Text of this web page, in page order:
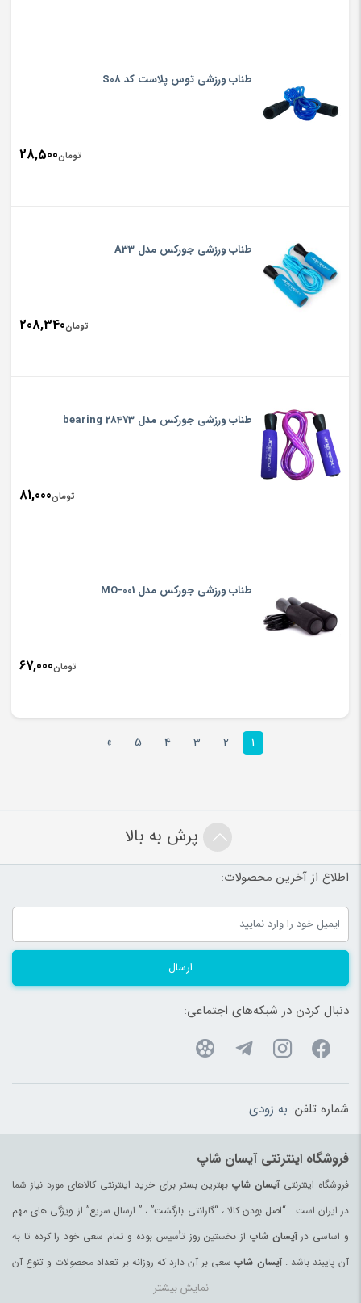
طناب ورزشی توس پلاست کد S08
تومان28,500
طناب ورزشی جورکس مدل A33
تومان208,340
طناب ورزشی جورکس مدل bearing 28473
تومان81,000
طناب ورزشی جورکس مدل MO-001
تومان67,000
1
2
3
4
5
»
پرش به بالا
اطلاع از آخرین محصولات:
ارسال
دنبال کردن در شبکه‌های اجتماعی:
شماره تلفن: به زودی
فروشگاه اینترنتی آیسان شاپ
فروشگاه اینترنتیآیسان شاپبهترین بستر برای خرید اینترنتی کالاهای مورد نیاز شما
در ایران است . “اصل بودن کالا ، “گارانتی بازگشت” ، ” ارسال سریع” از ویژگی های مهم
و اساسی درآیسان شاپ از نخستین روز تأسیس بوده و تمام سعی خود را کرده تا به
آن پایبند باشد .آیسان شاپ سعی بر آن دارد که روزانه بر تعداد محصولات و تنوع آن
بیفزاید تا بتواند نیاز همه ی افراد با هر نوع سلیقه را در خرید محصولات اینترنتی مرتفع
نمایش بیشتر